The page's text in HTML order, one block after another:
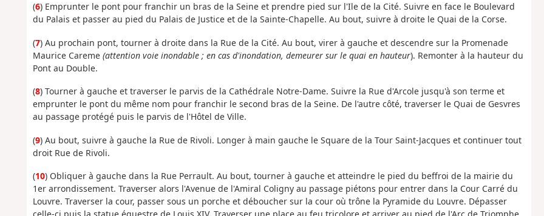
(6) Emprunter le pont pour franchir un bras de la Seine et prendre pied sur l'Ile de la Cité. Suivre en face le Boulevard
du Palais et passer au pied du Palais de Justice et de la Sainte-Chapelle. Au bout, suivre à droite le Quai de la Corse.
(7) Au prochain pont, tourner à droite dans la Rue de la Cité. Au bout, virer à gauche et descendre sur la Promenade
Maurice Careme (attention voie inondable ; en cas d'inondation, demeurer sur le quai en hauteur). Remonter à la hauteur du
Pont au Double.
(8) Tourner à gauche et traverser le parvis de la Cathédrale Notre-Dame. Suivre la Rue d'Arcole jusqu'à son terme et
emprunter le pont du même nom pour franchir le second bras de la Seine. De l'autre côté, traverser le Quai de Gesvres
au passage protégé puis le parvis de l'Hôtel de Ville.
(9) Au bout, suivre à gauche la Rue de Rivoli. Longer à main gauche le Square de la Tour Saint-Jacques et continuer tout
droit Rue de Rivoli.
(10) Obliquer à gauche dans la Rue Perrault. Au bout, tourner à gauche et atteindre le pied du beffroi de la mairie du
1er arrondissement. Traverser alors l'Avenue de l'Amiral Coligny au passage piétons pour entrer dans la Cour Carré du
Louvre. Traverser la cour, passer sous un porche et déboucher sur la cour où trône la Pyramide du Louvre. Dépasser